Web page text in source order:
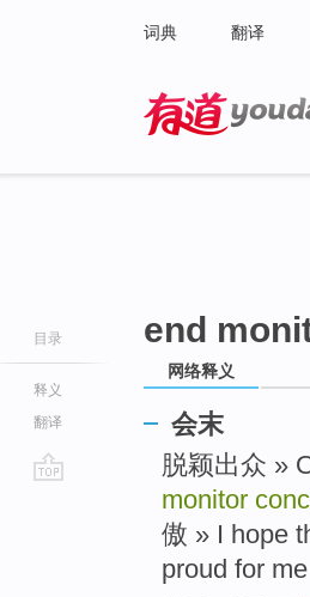
词典 翻译
目录
释义
翻译
end
网络释义
会末
脱颖出众 »
monitor
傲 » I hope
proud for